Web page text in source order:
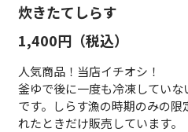
炊きたてしらす
1,400円（税込）
人気商品！当店イチオシ！
釜ゆで後に一度も冷凍してい
です。しらす漁の時期のみの
れたときだけ販売しています。